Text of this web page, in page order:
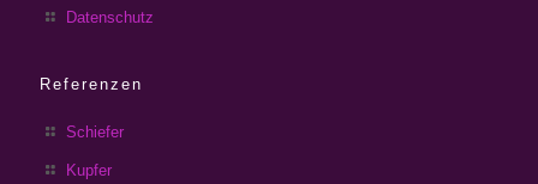
Datenschutz
Referenzen
Schiefer
Kupfer